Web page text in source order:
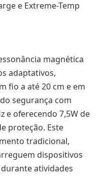
e Extreme-Temp
magnética
adaptativos,
fio a até 20 cm e em
segurança com
e oferecendo 7,5W de
proteção. Este
tradicional,
dispositivos
atividades